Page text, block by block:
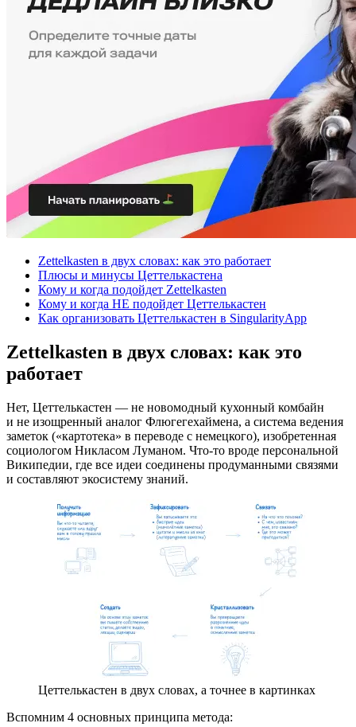
Zettelkasten в двух словах: как это работает
Плюсы и минусы Цеттелькастена
Кому и когда подойдет Zettelkasten
Кому и когда НЕ подойдет Цеттелькастен
Как организовать Цеттелькастен в SingularityApp
Zettelkasten в двух словах: как это
работает
Нет, Цеттелькастен — не новомодный кухонный комбайн
и не изощренный аналог Флюгегехаймена, а система ведения
заметок («картотека» в переводе с немецкого), изобретенная
социологом Никласом Луманом. Что-то вроде персональной
Википедии, где все идеи соединены продуманными связями
и составляют экосистему знаний.
Цеттелькастен в двух словах, а точнее в картинках
Вспомним 4 основных принципа метода: